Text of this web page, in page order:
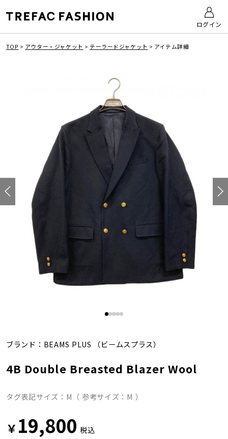
ログイン
TOP > アウター・ジャケット > テーラードジャケット > アイテム詳細
ブランド： BEAMS PLUS （ビームスプラス）
4B Double Breasted Blazer Wool
タグ表記サイズ：M（ 参考サイズ：M ）
￥ 19,800 税込